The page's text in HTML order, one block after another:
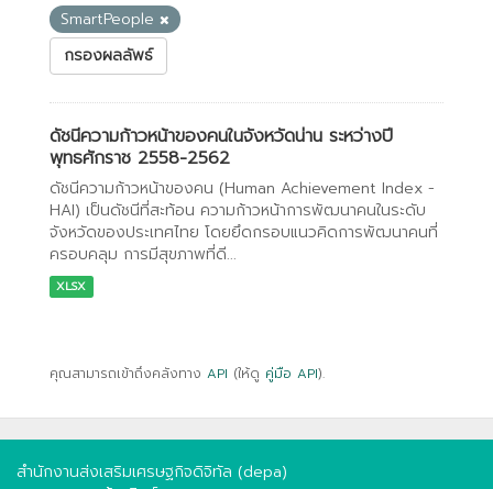
SmartPeople
กรองผลลัพธ์
ดัชนีความก้าวหน้าของคนในจังหวัดน่าน ระหว่างปี
พุทธศักราช 2558-2562
ดัชนีความก้าวหน้าของคน (Human Achievement Index -
HAI) เป็นดัชนีที่สะท้อน ความก้าวหน้าการพัฒนาคนในระดับ
จังหวัดของประเทศไทย โดยยึดกรอบแนวคิดการพัฒนาคนที่
ครอบคลุม การมีสุขภาพที่ดี...
XLSX
คุณสามารถเข้าถึงคลังทาง API (ให้ดู คู่มือ API).
สำนักงานส่งเสริมเศรษฐกิจดิจิทัล (depa)